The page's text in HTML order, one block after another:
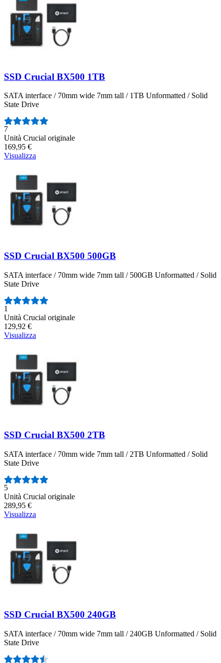
SSD Crucial BX500 1TB
SATA interface / 70mm wide 7mm tall / 1TB Unformatted / Solid
State Drive
Numero di recensioni:
7
Unità Crucial originale
169,95 €
Visualizza
SSD Crucial BX500 500GB
SATA interface / 70mm wide 7mm tall / 500GB Unformatted / Solid
State Drive
Numero di recensioni:
1
Unità Crucial originale
129,92 €
Visualizza
SSD Crucial BX500 2TB
SATA interface / 70mm wide 7mm tall / 2TB Unformatted / Solid
State Drive
Numero di recensioni:
5
Unità Crucial originale
289,95 €
Visualizza
SSD Crucial BX500 240GB
SATA interface / 70mm wide 7mm tall / 240GB Unformatted / Solid
State Drive